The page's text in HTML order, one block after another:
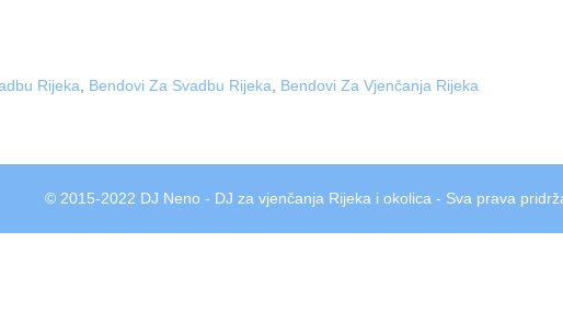
Rijeka Bendovi Za Svadbu Rijeka Bendovi Za Vjenčanja Rijeka
© 2015-2022 DJ Neno - DJ za vjenčanja Rijeka i okolica - Sva prava